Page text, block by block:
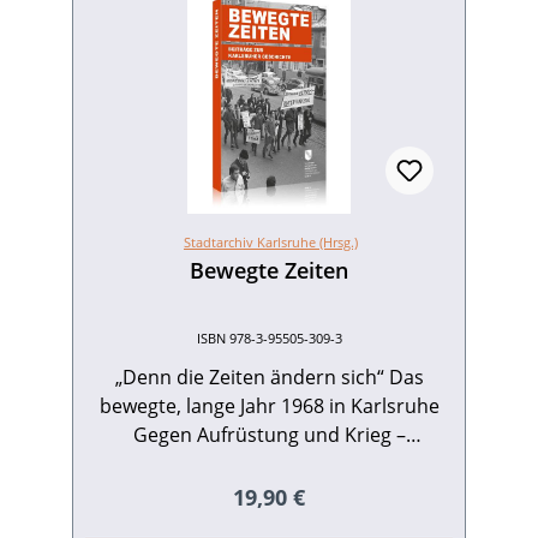
Stadtarchiv Karlsruhe (Hrsg.)
Bewegte Zeiten
ISBN 978-3-95505-309-3
„Denn die Zeiten ändern sich“ Das
bewegte, lange Jahr 1968 in Karlsruhe
Gegen Aufrüstung und Krieg –
während des Kalten Krieges „Häuser
Regulärer Preis:
19,90 €